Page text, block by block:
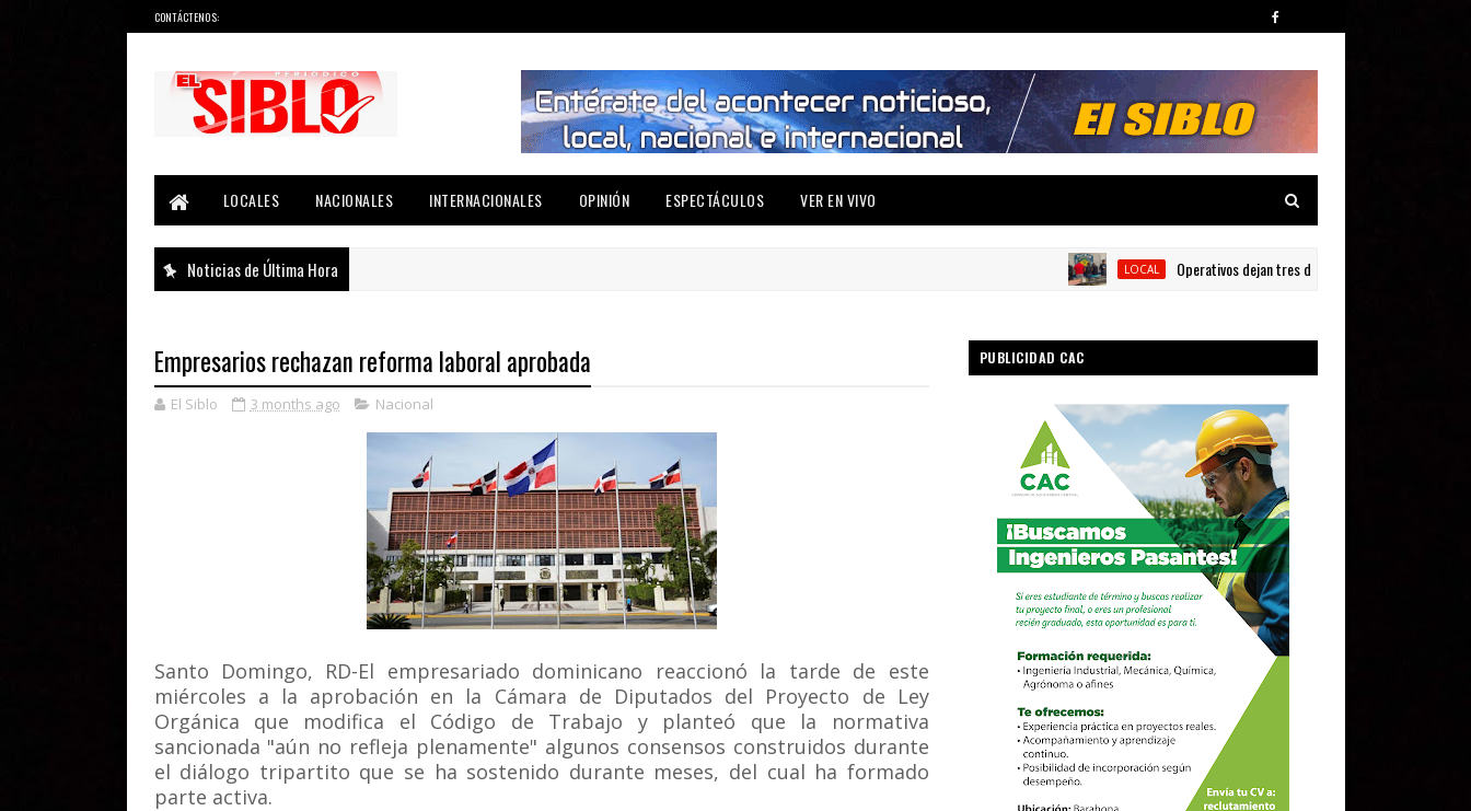
CONTÁCTENOS:
LOCALES
NACIONALES INTERNACIONALES OPINIÓN ESPECTÁCULOS VER EN VIVO
Noticias de Última Hora LOCAL Operativos dejan tres detenidos y siete armas ocupadas
Empresarios rechazan reforma laboral aprobada
El Siblo 3 months ago Nacional
Santo Domingo, RD-El empresariado dominicano reaccionó la tarde de este
miércoles a la aprobación en la Cámara de Diputados del Proyecto de Ley
Orgánica que modifica el Código de Trabajo y planteó que la normativa
sancionada "aún no refleja plenamente" algunos consensos construidos durante
el diálogo tripartito que se ha sostenido durante meses, del cual ha formado
parte activa.
PUBLICIDAD CAC